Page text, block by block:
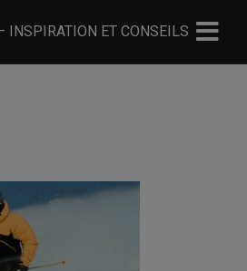
INSPIRATION ET CONSEILS